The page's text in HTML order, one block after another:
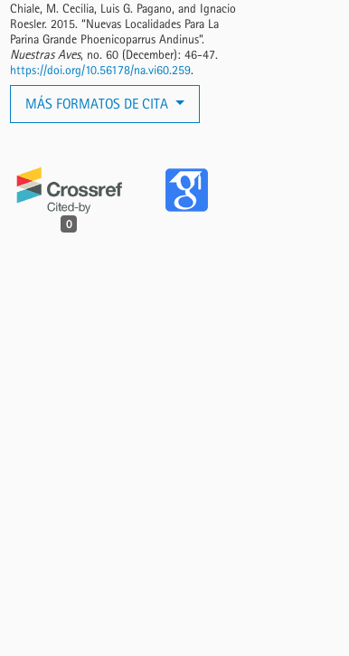
Chiale, M. Cecilia, Luis G. Pagano, and Ignacio
Roesler. 2015. “Nuevas Localidades Para La
Parina Grande Phoenicoparrus Andinus”.
Nuestras Aves, no. 60 (December): 46-47.
https://doi.org/10.56178/na.vi60.259.
MÁS FORMATOS DE CITA
0